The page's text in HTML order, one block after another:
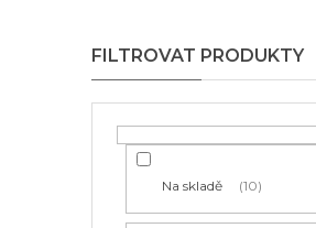
o
s
t
Na skladě 10